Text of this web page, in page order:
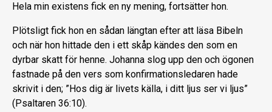
Hela min existens fick en ny mening, fortsätter hon.
Plötsligt fick hon en sådan längtan efter att läsa Bibeln
och när hon hittade den i ett skåp kändes den som en
dyrbar skatt för henne. Johanna slog upp den och ögonen
fastnade på den vers som konfirmationsledaren hade
skrivit i den; ”Hos dig är livets källa, i ditt ljus ser vi ljus”
(Psaltaren 36:10).